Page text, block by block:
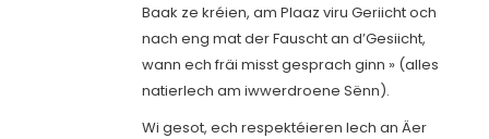
Baak ze kréien, am Plaaz viru Geriicht och
nach eng mat der Fauscht an d’Gesiicht,
wann ech fräi misst gesprach ginn » (alles
natierlech am iwwerdroene Sënn).
Wi gesot, ech respektéieren Iech an Äer